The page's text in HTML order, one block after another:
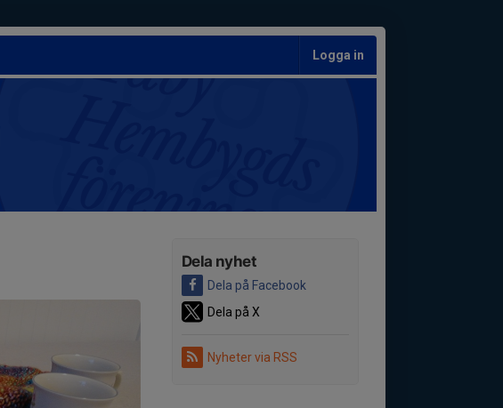
Logga in
Dela nyhet
Dela på Facebook
Dela på X
Nyheter via RSS